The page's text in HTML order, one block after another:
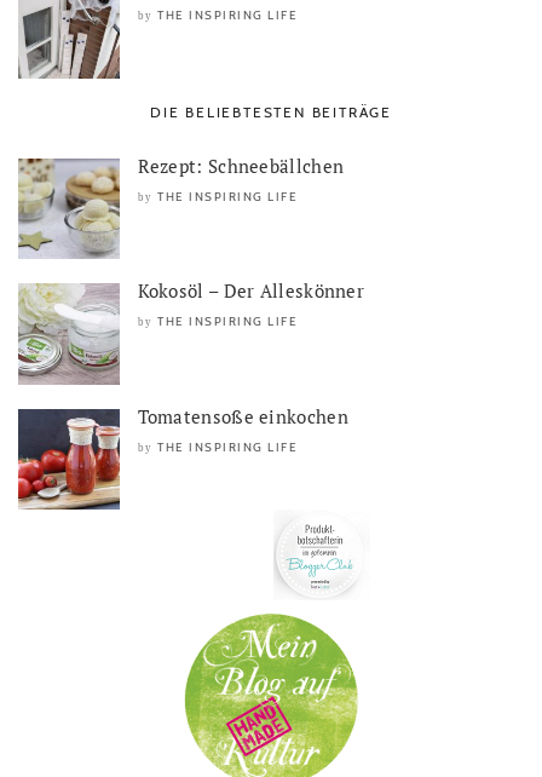
by THE INSPIRING LIFE
DIE BELIEBTESTEN BEITRÄGE
Rezept: Schneebällchen
by THE INSPIRING LIFE
Kokosöl – Der Alleskönner
by THE INSPIRING LIFE
Tomatensoße einkochen
by THE INSPIRING LIFE